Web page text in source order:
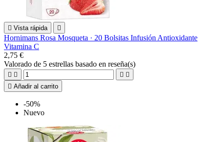
 Vista rápida 
Hornimans Rosa Mosqueta · 20 Bolsitas Infusión Antioxidante
Vitamina C
2,75 €
Valorado de 5 estrellas basado en reseña(s)
   
 Añadir al carrito
-50%
Nuevo